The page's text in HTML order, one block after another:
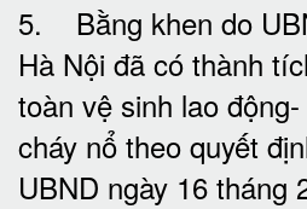
5. Bằng khen do
Hà Nội đã có thành
toàn vệ sinh lao
cháy nổ theo quyết
UBND ngày 16 tháng